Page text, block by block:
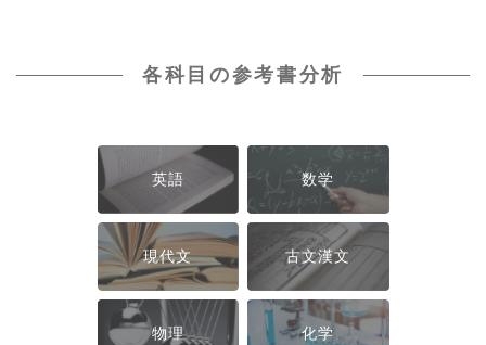
各科目の参考書分析
英語 数学
現代文 古文漢文
物理 化学